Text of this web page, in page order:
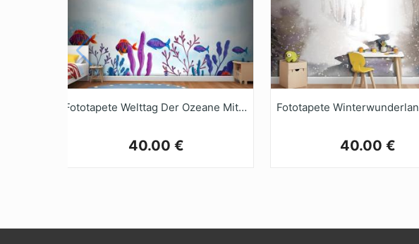
Fototapete Welttag Der Ozeane Mit AquarellHintergrund
40.00 € 40.00 €